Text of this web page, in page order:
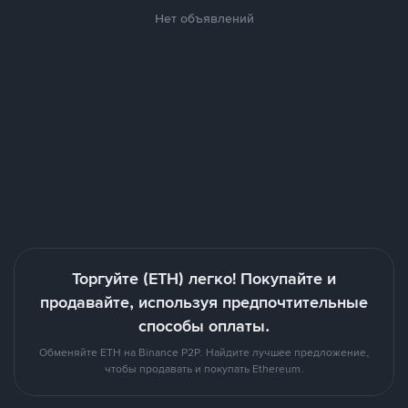
Нет объявлений
Торгуйте (ETH) легко! Покупайте и
продавайте, используя предпочтительные
способы оплаты.
Обменяйте ETH на Binance P2P. Найдите лучшее предложение,
чтобы продавать и покупать Ethereum.